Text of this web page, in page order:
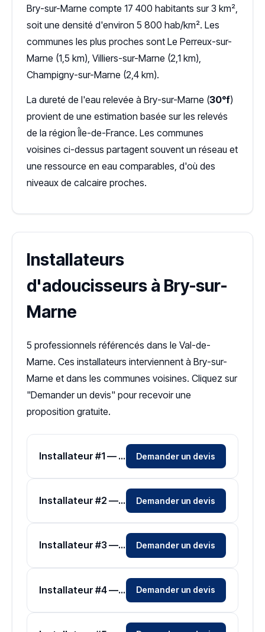
Bry-sur-Marne compte 17 400 habitants sur 3 km²,
soit une densité d'environ 5 800 hab/km². Les
communes les plus proches sont Le Perreux-sur-
Marne (1,5 km), Villiers-sur-Marne (2,1 km),
Champigny-sur-Marne (2,4 km).
La dureté de l'eau relevée à Bry-sur-Marne (30°f)
provient de une estimation basée sur les relevés
de la région Île-de-France. Les communes
voisines ci-dessus partagent souvent un réseau et
une ressource en eau comparables, d'où des
niveaux de calcaire proches.
Installateurs
d'adoucisseurs à Bry-sur-
Marne
5 professionnels référencés dans le Val-de-
Marne. Ces installateurs interviennent à Bry-sur-
Marne et dans les communes voisines. Cliquez sur
"Demander un devis" pour recevoir une
proposition gratuite.
Installateur #1 — Zone Val-de-Marne Demander un devis
Installateur #2 — Zone Val-de-Marne Demander un devis
Installateur #3 — Zone Val-de-Marne Demander un devis
Installateur #4 — Zone Val-de-Marne Demander un devis